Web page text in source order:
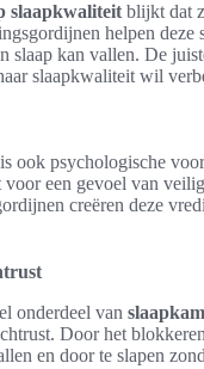
slaapkwaliteit blijkt dat
helpen
slaap kan vallen. De
slaapkwaliteit wil
ook psychologische
voor een gevoel van
creëren deze
onderdeel van
Door het
en door te slapen